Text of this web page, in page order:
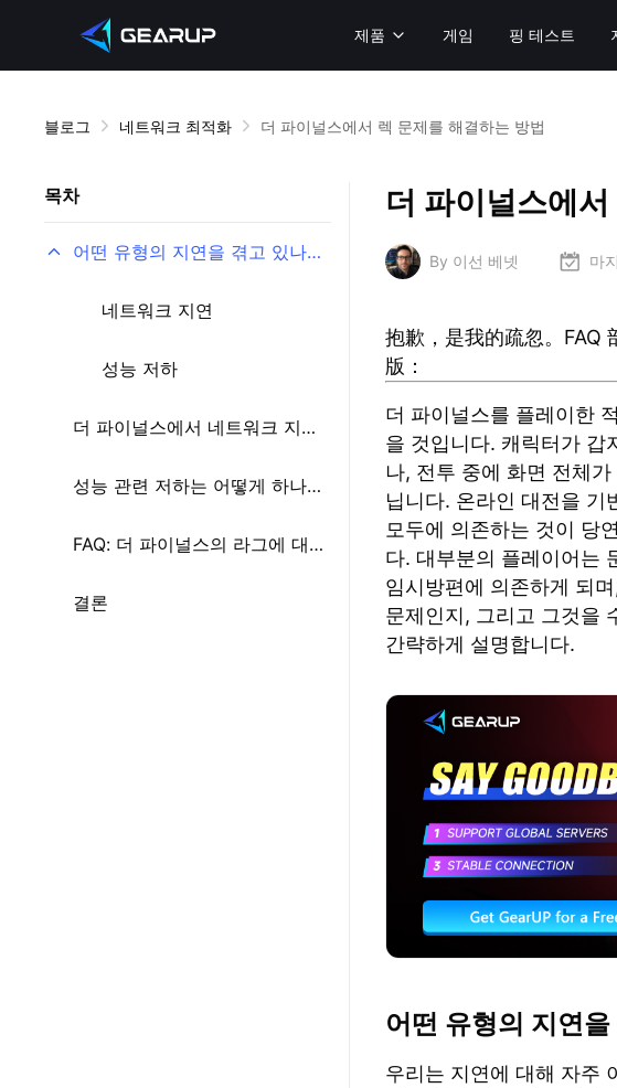
제품 게임 핑 테스트
블로그 네트워크 최적화 더 파이널스에서 렉 문제를 해결하는 방법
목차
어떤 유형의 지연을 겪고 있나요?
네트워크 지연
성능 저하
더 파이널스에서 네트워크 지연을 줄이는 방법?
성능 관련 저하는 어떻게 하나요?
FAQ: 더 파이널스의 라그에 대한 일반적인 질문
결론
더 파이널스에
By 이선 베넷 마
抱歉，是我的疏忽。FAQ
版：
더 파이널스를 플레이한
을 것입니다. 캐릭터가 갑
나, 전투 중에 화면 전체
닙니다. 온라인 대전을 기
모두에 의존하는 것이 당
다. 대부분의 플레이어는
임시방편에 의존하게 되
문제인지, 그리고 그것을
간략하게 설명합니다.
어떤 유형의 지연
우리는 지연에 대해 자주